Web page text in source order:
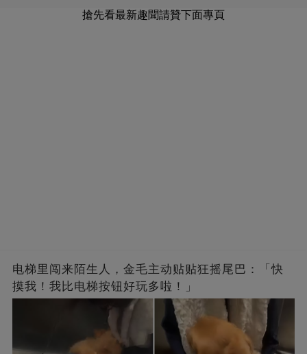
搶先看最新趣聞請贊下面專頁
电梯里闯来陌生人，金毛主动贴贴狂摇尾巴：「快
摸我！我比电梯按钮好玩多啦！」